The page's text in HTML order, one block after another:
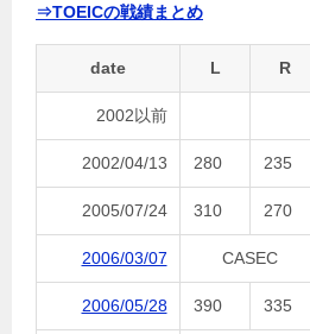
⇒TOEICの戦績まとめ
date L R
2002以前
2002/04/13 280 235
2005/07/24 310 270
2006/03/07 CASEC
2006/05/28 390 335